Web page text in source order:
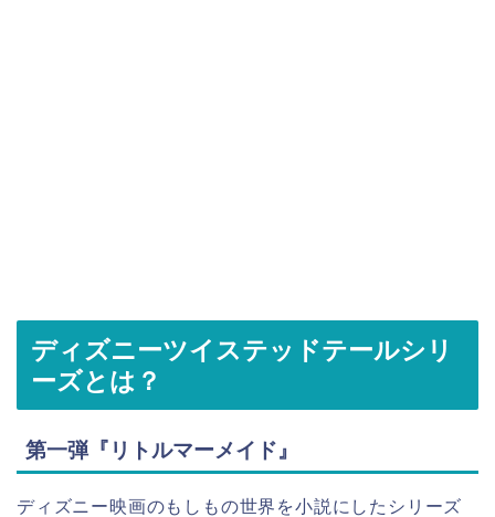
ディズニーツイステッドテールシリ
ーズとは？
第一弾『リトルマーメイド』
ディズニー映画のもしもの世界を小説にしたシリーズ